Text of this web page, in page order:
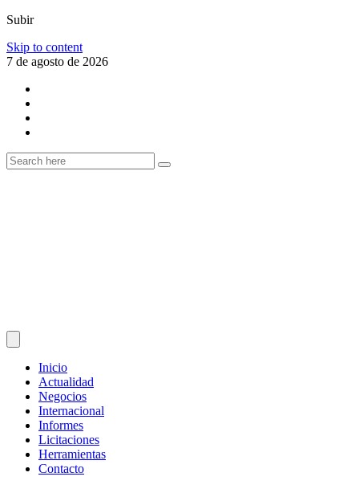
Subir
Skip to content
7 de agosto de 2026
Inicio
Actualidad
Negocios
Internacional
Informes
Licitaciones
Herramientas
Contacto